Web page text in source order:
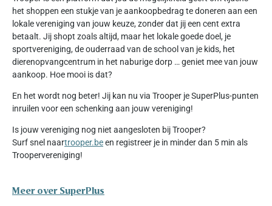
het shoppen een stukje van je aankoopbedrag te doneren aan een
lokale vereniging van jouw keuze, zonder dat jij een cent extra
betaalt. Jij shopt zoals altijd, maar het lokale goede doel, je
sportvereniging, de ouderraad van de school van je kids, het
dierenopvangcentrum in het naburige dorp … geniet mee van jouw
aankoop. Hoe mooi is dat?
En het wordt nog beter! Jij kan nu via Trooper je SuperPlus-punten
inruilen voor een schenking aan jouw vereniging!
Is jouw vereniging nog niet aangesloten bij Trooper?
Surf snel naartrooper.been registreer je in minder dan 5 min als
Troopervereniging!
Meer over SuperPlus